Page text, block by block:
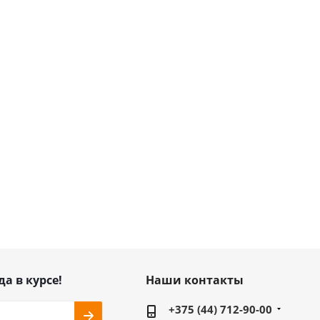
в курсе! Наши контакты
+375 (44) 712-90-00